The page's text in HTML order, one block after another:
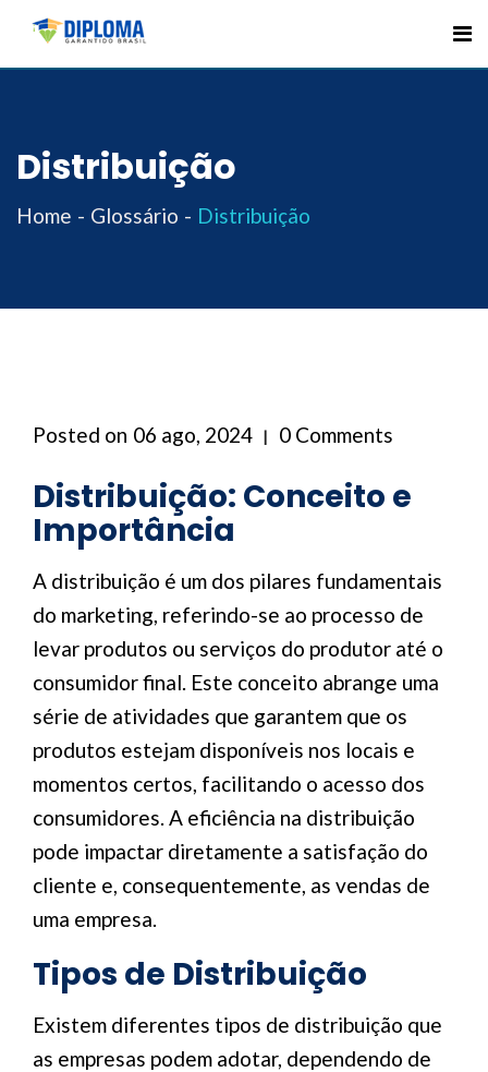
Skip
Distribuição
Home Glossário Distribuição
Posted on 06 ago, 2024 0 Comments
Distribuição: Conceito e
Importância
A distribuição é um dos pilares fundamentais
do marketing, referindo-se ao processo de
levar produtos ou serviços do produtor até o
consumidor final. Este conceito abrange uma
série de atividades que garantem que os
produtos estejam disponíveis nos locais e
momentos certos, facilitando o acesso dos
consumidores. A eficiência na distribuição
pode impactar diretamente a satisfação do
cliente e, consequentemente, as vendas de
uma empresa.
Tipos de Distribuição
Existem diferentes tipos de distribuição que
as empresas podem adotar, dependendo de